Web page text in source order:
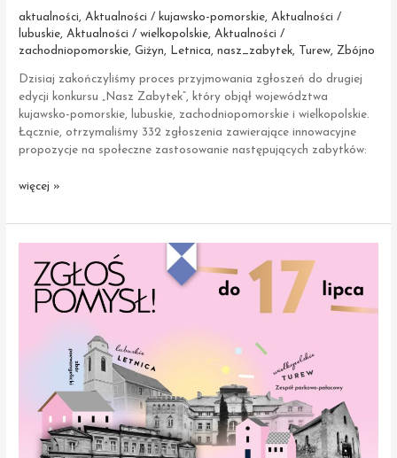
aktualności,Aktualności / kujawsko-pomorskie,Aktualności /
lubuskie,Aktualności / wielkopolskie,Aktualności /
zachodniopomorskie,Giżyn, Letnica,nasz_zabytek, Turew,Zbójno
Dzisiaj zakończyliśmy proces przyjmowania zgłoszeń do drugiej
edycji konkursu „Nasz Zabytek”, który objął województwa
kujawsko-pomorskie, lubuskie, zachodniopomorskie i wielkopolskie.
Łącznie, otrzymaliśmy 332 zgłoszenia zawierające innowacyjne
propozycje na społeczne zastosowanie następujących zabytków:
Sukces
edycji
Zabytek’.
Podsumowujemy
i dziękujemy
więcej »